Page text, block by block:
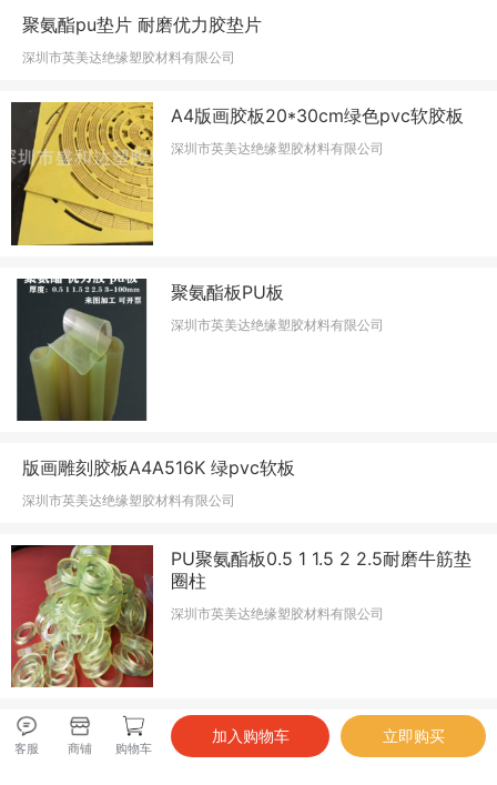
聚氨酯pu垫片 耐磨优力胶垫片
深圳市英美达绝缘塑胶材料有限公司
A4版画胶板20*30cm绿色pvc软胶板
深圳市英美达绝缘塑胶材料有限公司
聚氨酯板PU板
深圳市英美达绝缘塑胶材料有限公司
版画雕刻胶板A4A516K 绿pvc软板
深圳市英美达绝缘塑胶材料有限公司
PU聚氨酯板0.5 1 1.5 2 2.5耐磨牛筋垫
圈柱
深圳市英美达绝缘塑胶材料有限公司
客服 商铺 购物车